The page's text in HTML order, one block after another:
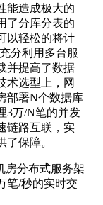
能造成极大的
了分库分表的
以轻松的将计
分利用多台服
并提高了数据
术选型上，网
部署N个数据库
3万/N笔的并发
链路互联，实
保障。
分布式服务架
笔/秒的实时交